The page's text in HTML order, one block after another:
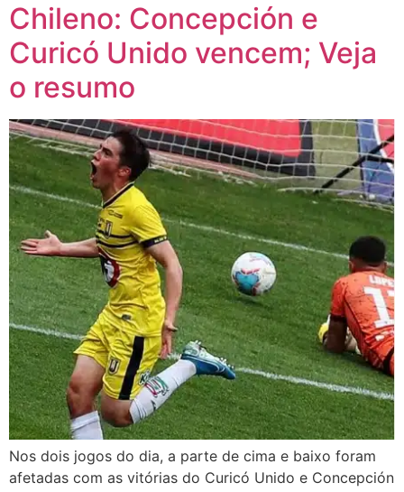
Chileno: Concepción e
Curicó Unido vencem; Veja
o resumo
Nos dois jogos do dia, a parte de cima e baixo foram
afetadas com as vitórias do Curicó Unido e Concepción